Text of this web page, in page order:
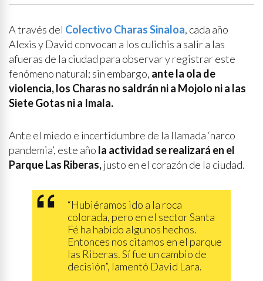
A través del Colectivo Charas Sinaloa, cada año
Alexis y David convocan a los culichis a salir a las
afueras de la ciudad para observar y registrar este
fenómeno natural; sin embargo, ante la ola de
violencia, los Charas no saldrán ni a Mojolo ni a las
Siete Gotas ni a Imala.
Ante el miedo e incertidumbre de la llamada ‘narco
pandemia’, este año la actividad se realizará en el
Parque Las Riberas,justo en el corazón de la ciudad.
“Hubiéramos ido a la roca
colorada, pero en el sector Santa
Fé ha habido algunos hechos.
Entonces nos citamos en el parque
las Riberas. Sí fue un cambio de
decisión”, lamentó David Lara.